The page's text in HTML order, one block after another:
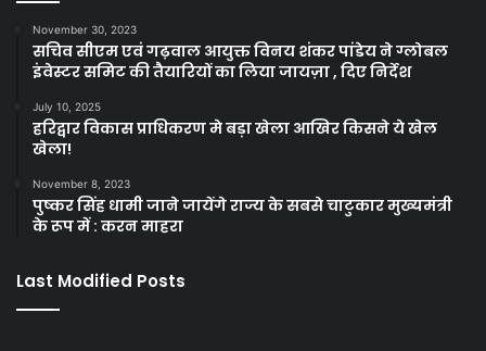
November 30, 2023
सचिव सीएम एवं गढ़वाल आयुक्त विनय शंकर पांडेय ने ग्लोबल
इंवेस्टर समिट की तैयारियों का लिया जायज़ा , दिए निर्देश
July 10, 2025
हरिद्वार विकास प्राधिकरण मे बड़ा खेला आखिर किसने ये खेल
खेला!
November 8, 2023
पुष्कर सिंह धामी जाने जायेंगे राज्य के सबसे चाटुकार मुख्यमंत्री
के रूप में : करन माहरा
Last Modified Posts